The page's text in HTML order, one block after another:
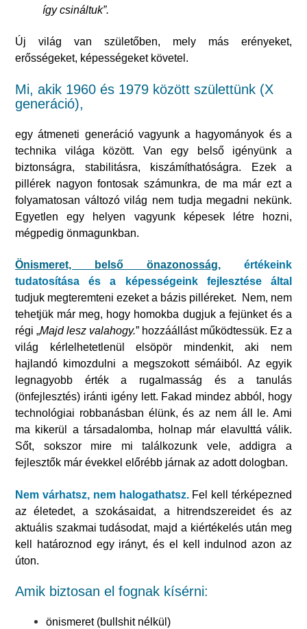
így csináltuk”.
Új világ van születőben, mely más erényeket,
erősségeket, képességeket követel.
Mi, akik 1960 és 1979 között születtünk (X
generáció),
egy átmeneti generáció vagyunk a hagyományok és a
technika világa között. Van egy belső igényünk a
biztonságra, stabilitásra, kiszámíthatóságra. Ezek a
pillérek nagyon fontosak számunkra, de ma már ezt a
folyamatosan változó világ nem tudja megadni nekünk.
Egyetlen egy helyen vagyunk képesek létre hozni,
mégpedig önmagunkban.
Önismeret, belső önazonosság, értékeink
tudatosítása és a képességeink fejlesztése által
tudjuk megteremteni ezeket a bázis pilléreket. Nem, nem
tehetjük már meg, hogy homokba dugjuk a fejünket és a
régi „Majd lesz valahogy.” hozzáállást működtessük. Ez a
világ kérlelhetetlenül elsöpör mindenkit, aki nem
hajlandó kimozdulni a megszokott sémáiból. Az egyik
legnagyobb érték a rugalmasság és a tanulás
(önfejlesztés) iránti igény lett. Fakad mindez abból, hogy
technológiai robbanásban élünk, és az nem áll le. Ami
ma kikerül a társadalomba, holnap már elavulttá válik.
Sőt, sokszor mire mi találkozunk vele, addigra a
fejlesztők már évekkel előrébb járnak az adott dologban.
Nem várhatsz, nem halogathatsz.Fel kell térképezned
az életedet, a szokásaidat, a hitrendszereidet és az
aktuális szakmai tudásodat, majd a kiértékelés után meg
kell határoznod egy irányt, és el kell indulnod azon az
úton.
Amik biztosan el fognak kísérni:
önismeret (bullshit nélkül)